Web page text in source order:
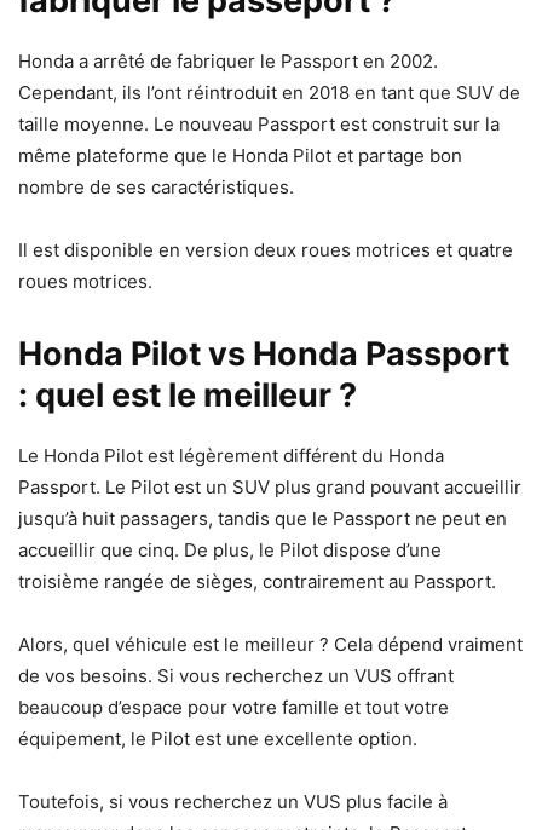
Honda a arrêté de fabriquer le Passport en 2002.
Cependant, ils l’ont réintroduit en 2018 en tant que SUV de
taille moyenne. Le nouveau Passport est construit sur la
même plateforme que le Honda Pilot et partage bon
nombre de ses caractéristiques.
Il est disponible en version deux roues motrices et quatre
roues motrices.
Honda Pilot vs Honda Passport
: quel est le meilleur ?
Le Honda Pilot est légèrement différent du Honda
Passport. Le Pilot est un SUV plus grand pouvant accueillir
jusqu’à huit passagers, tandis que le Passport ne peut en
accueillir que cinq. De plus, le Pilot dispose d’une
troisième rangée de sièges, contrairement au Passport.
Alors, quel véhicule est le meilleur ? Cela dépend vraiment
de vos besoins. Si vous recherchez un VUS offrant
beaucoup d’espace pour votre famille et tout votre
équipement, le Pilot est une excellente option.
Toutefois, si vous recherchez un VUS plus facile à